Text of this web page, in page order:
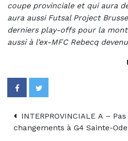
coupe provinciale et qui aura
aura aussi Futsal Project
derniers play-offs pour la
aussi à l’ex-MFC Rebecq
INTERPROVINCIALE A –
changements à G4 Sainte-Ode